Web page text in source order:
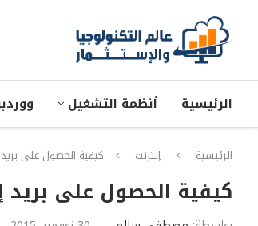
الرئيسية أنظمة التشغيل
الرئيسية إنترنت كيفية الحصول على
كيفية الحصول على